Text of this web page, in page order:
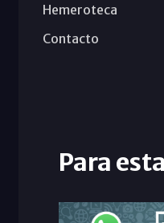
Hemeroteca
Contacto
Para